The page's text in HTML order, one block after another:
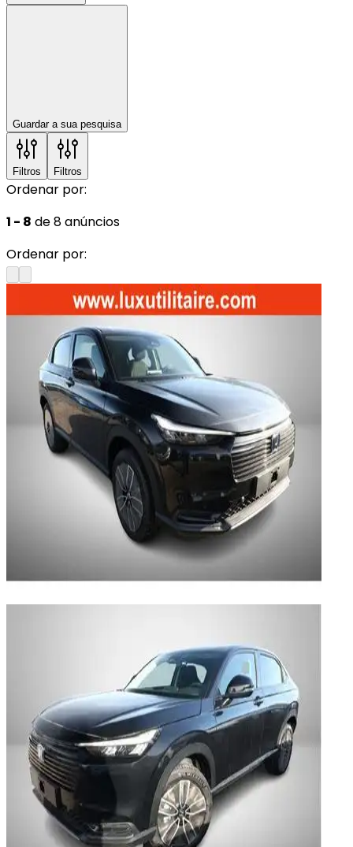
Guardar a sua pesquisa
Filtros Filtros
Ordenar por:
1 - 8 de 8 anúncios
Ordenar por: